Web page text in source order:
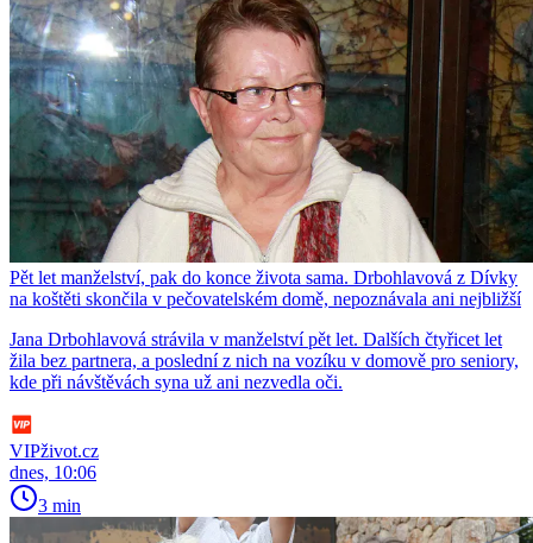
Pět let manželství, pak do konce života sama. Drbohlavová z Dívky
na koštěti skončila v pečovatelském domě, nepoznávala ani nejbližší
Jana Drbohlavová strávila v manželství pět let. Dalších čtyřicet let
žila bez partnera, a poslední z nich na vozíku v domově pro seniory,
kde při návštěvách syna už ani nezvedla oči.
VIPživot.cz
dnes, 10:06
3 min